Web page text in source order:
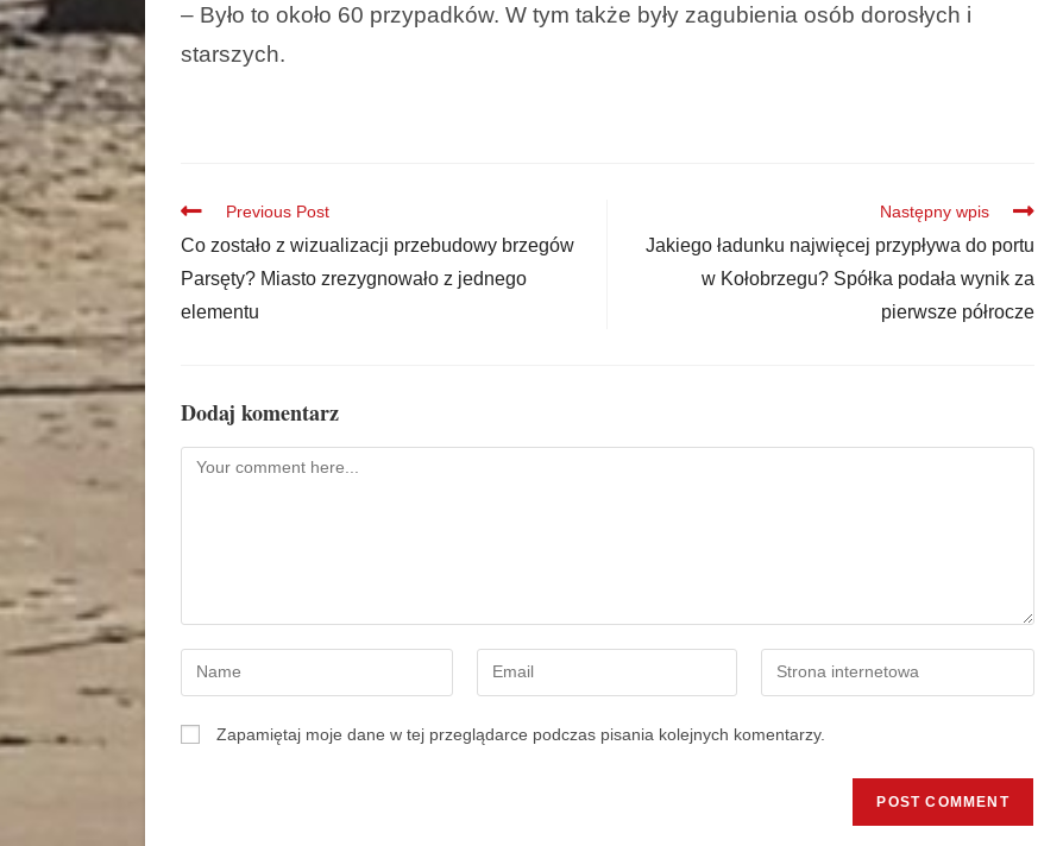
– Było to około 60 przypadków. W tym także były zagubienia osób dorosłych i
starszych.
Previous Post
Co zostało z wizualizacji przebudowy brzegów
Parsęty? Miasto zrezygnowało z jednego
elementu
Następny wpis
Jakiego ładunku najwięcej przypływa do portu
w Kołobrzegu? Spółka podała wynik za
pierwsze półrocze
Dodaj komentarz
Zapamiętaj moje dane w tej przeglądarce podczas pisania kolejnych komentarzy.